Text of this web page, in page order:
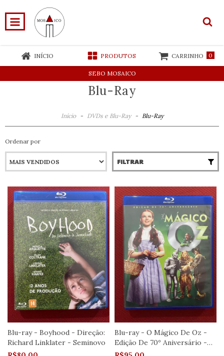
INÍCIO PRODUTOS CARRINHO 0
SEBO MOSAICO
Blu-Ray
Início - DVDs e Blu-Ray - Blu-Ray
Ordenar por
FILTRAR
Blu-ray - Boyhood - Direção:
Richard Linklater - Seminovo
Blu-ray - O Mágico De Oz -
Edição De 70º Aniversário -
Semi.